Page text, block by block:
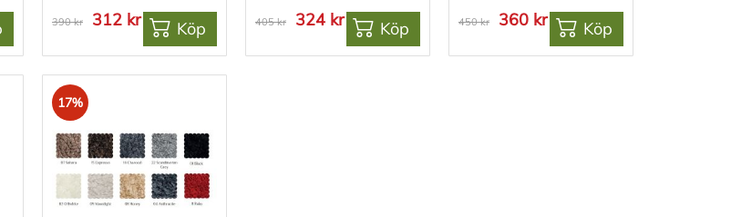
390 kr 312 kr Köp 405 kr 324 kr Köp 450 kr 360 kr Köp
17%